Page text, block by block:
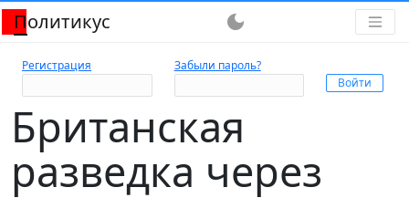
Политикус dark_mode
Регистрация Забыли пароль?
Британская
разведка через